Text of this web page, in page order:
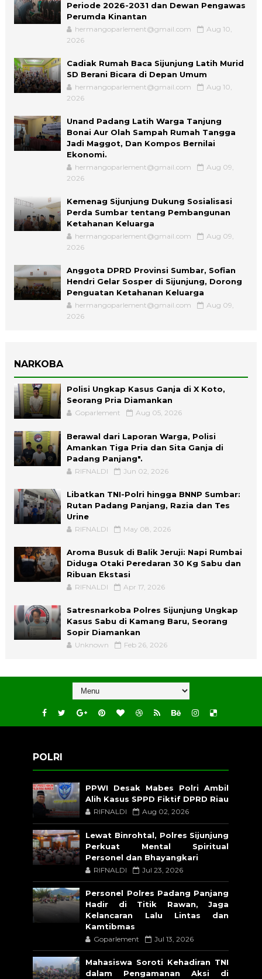
Periode 2026-2031 dan Dewan Pengawas
Perumda Kinantan
hermangoparlement@gmail.com
Aug 10,
2026
Cadiak Rumah Baca Sijunjung Latih Murid
SD Berani Bicara di Depan Umum
hermangoparlement@gmail.com
Aug 10,
2026
Unand Padang Latih Warga Tanjung
Bonai Aur Olah Sampah Rumah Tangga
Jadi Maggot, Dan Kompos Bernilai
Ekonomi.
hermangoparlement@gmail.com
Aug 09,
2026
Kemenag Sijunjung Dukung Sosialisasi
Perda Sumbar tentang Pembangunan
Ketahanan Keluarga
hermangoparlement@gmail.com
Aug 09,
2026
Anggota DPRD Provinsi Sumbar, Sofian
Hendri Gelar Sosper di Sijunjung, Dorong
Penguatan Ketahanan Keluarga
hermangoparlement@gmail.com
Aug 09,
2026
NARKOBA
Polisi Ungkap Kasus Ganja di X Koto,
Seorang Pria Diamankan
Goparlement Aug 05, 2026
Berawal dari Laporan Warga, Polisi
Amankan Tiga Pria dan Sita Ganja di
Padang Panjang".
RIFNALDI Jun 02, 2026
Libatkan TNI-Polri hingga BNNP Sumbar:
Rutan Padang Panjang, Razia dan Tes
Urine
RIFNALDI May 08, 2026
Aroma Busuk di Balik Jeruji: Napi Rumbai
Diduga Otaki Peredaran 30 Kg Sabu dan
Ribuan Ekstasi
RIFNALDI Apr 17, 2026
Satresnarkoba Polres Sijunjung Ungkap
Kasus Sabu di Kamang Baru, Seorang
Sopir Diamankan
Unknown Feb 26, 2026
POLRI
PPWI Desak Mabes Polri Ambil
Alih Kasus SPPD Fiktif DPRD Riau
RIFNALDI Aug 02, 2026
Lewat Binrohtal, Polres Sijunjung
Perkuat Mental Spiritual
Personel dan Bhayangkari
RIFNALDI Jul 23, 2026
Personel Polres Padang Panjang
Hadir di Titik Rawan, Jaga
Kelancaran Lalu Lintas dan
Kamtibmas
Goparlement Jul 13, 2026
Mahasiswa Soroti Kehadiran TNI
dalam Pengamanan Aksi di